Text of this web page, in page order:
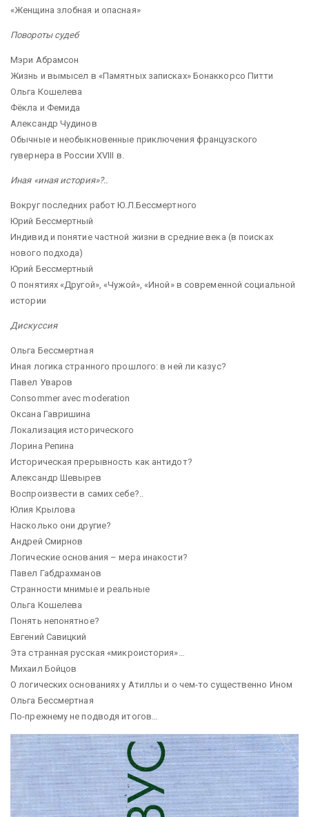
«Женщина злобная и опасная»
Повороты судеб
Мэри Абрамсон
Жизнь и вымысел в «Памятных записках» Бонаккорсо Питти
Ольга Кошелева
Фёкла и Фемида
Александр Чудинов
Обычные и необыкновенные приключения французского
гувернера в России XVIII в.
Иная «иная история»?..
Вокруг последних работ Ю.Л.Бессмертного
Юрий Бессмертный
Индивид и понятие частной жизни в средние века (в поисках
нового подхода)
Юрий Бессмертный
О понятиях «Другой», «Чужой», «Иной» в современной социальной
истории
Дискуссия
Ольга Бессмертная
Иная логика странного прошлого: в ней ли казус?
Павел Уваров
Consommer avec moderation
Оксана Гавришина
Локализация исторического
Лорина Репина
Историческая прерывность как антидот?
Александр Шевырев
Воспроизвести в самих себе?..
Юлия Крылова
Насколько они другие?
Андрей Смирнов
Логические основания – мера инакости?
Павел Габдрахманов
Странности мнимые и реальные
Ольга Кошелева
Понять непонятное?
Евгений Савицкий
Эта странная русская «микроистория»…
Михаил Бойцов
О логических основаниях у Атиллы и о чем-то существенно Ином
Ольга Бессмертная
По-прежнему не подводя итогов…